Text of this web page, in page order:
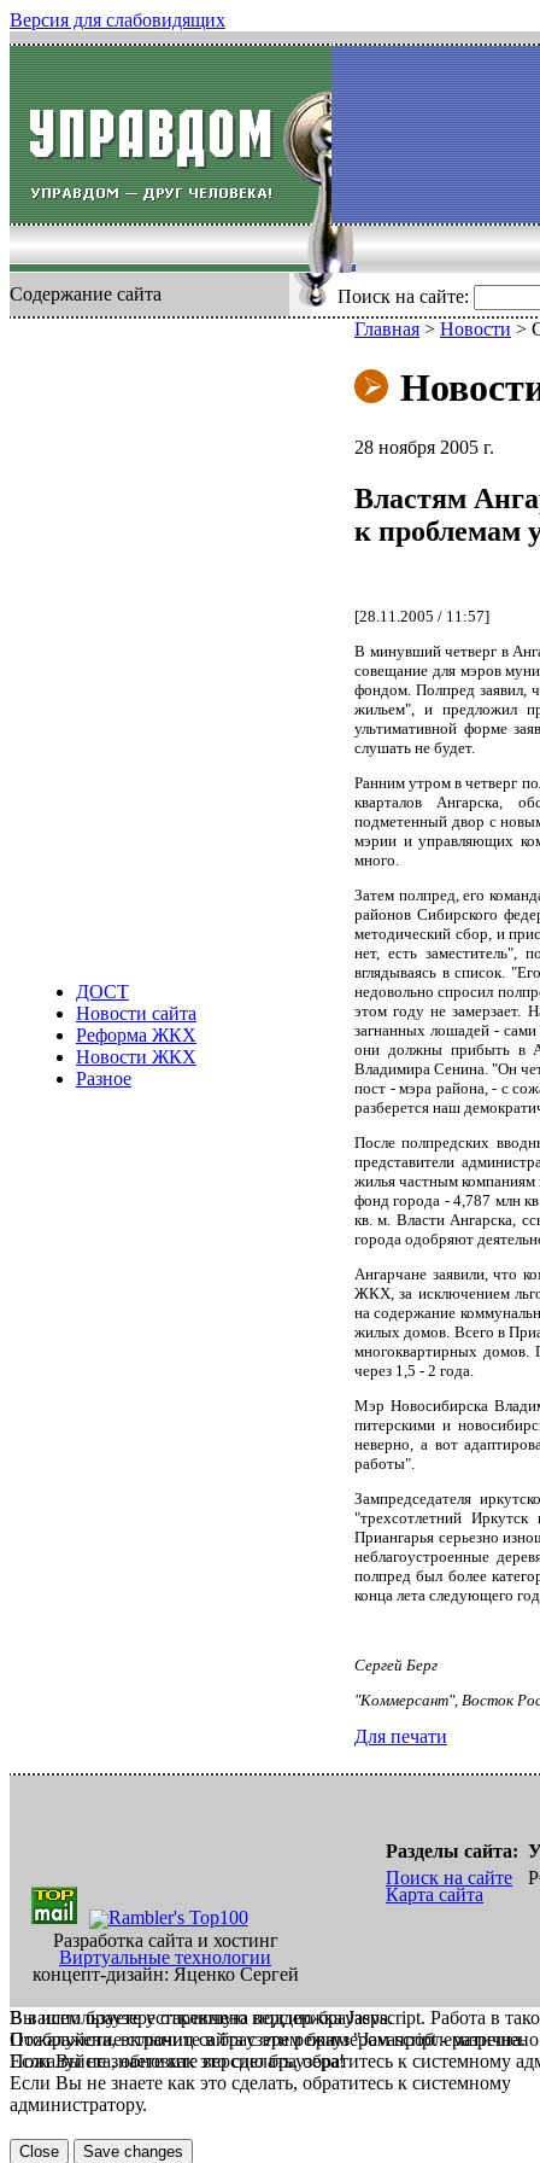
Версия для слабовидящих
Содержание сайта Поиск на сайте:
ДОСТ
Новости сайта
Реформа ЖКХ
Новости ЖКХ
Разное
Главная > Новости >
28 ноября 2005 г.
Властям
к проблемам
[28.11.2005 / 11:57]
В минувший четверг в
совещание для мэров
фондом. Полпред заявил,
жильем", и предложил
ультимативной форме
слушать не будет.
Ранним утром в четверг
кварталов Ангарска,
подметенный двор с
мэрии и управляющих
много.
Затем полпред, его
районов Сибирского
методический сбор, и
нет, есть заместитель",
вглядываясь в список.
недовольно спросил
этом году не замерзает.
загнанных лошадей - сами
они должны прибыть в
Владимира Сенина. "Он
пост - мэра района, - с
разберется наш
После полпредских
представители
жилья частным компаниям
фонд города - 4,787 млн
кв. м. Власти Ангарска,
города одобряют
Ангарчане заявили, что
ЖКХ, за исключением
на содержание
жилых домов. Всего в
многоквартирных домов.
через 1,5 - 2 года.
Мэр Новосибирска
питерскими и
неверно, а вот
работы".
Зампредседателя
"трехсотлетний
Приангарья серьезно
неблагоустроенные
полпред был более
конца лета следующего
Сергей Берг
"Коммерсант", Восток
Для печати
Разработка сайта и хостинг
Виртуальные технологии
концепт-дизайн: Яценко Сергей
Разделы сайта:
Поиск на сайте
Карта сайта
В вашем браузере отключена поддержка Jasvscript. Работа в
Пожалуйста, включите в браузере режим "Javascript -
Если Вы не знаете как это сделать, обратитесь к системному
Вы используете устаревшую версию браузера.
Отображение страниц сайта с этим браузером проблематична.
Пожалуйста, обновите версию браузера!
Если Вы не знаете как это сделать, обратитесь к системному
администратору.
Close Save changes